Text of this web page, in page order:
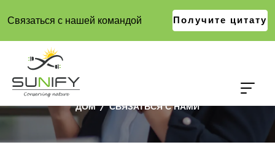
Связаться с нашей командой Получите цитату
СВЯЗАТЬСЯ С НАМИ
ДОМ СВЯЗАТЬСЯ С НАМИ